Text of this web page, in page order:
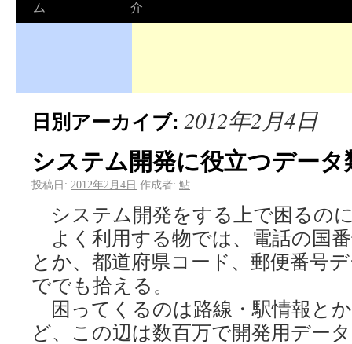
ム 介
日別アーカイブ: 2012年2月4日
システム開発に役立つデータ
投稿日: 2012年2月4日 作成者: 鮎
システム開発をする上で困るの
よく利用する物では、電話の国
とか、都道府県コード、郵便番号
ででも拾える。
困ってくるのは路線・駅情報と
ど、この辺は数百万で開発用デー